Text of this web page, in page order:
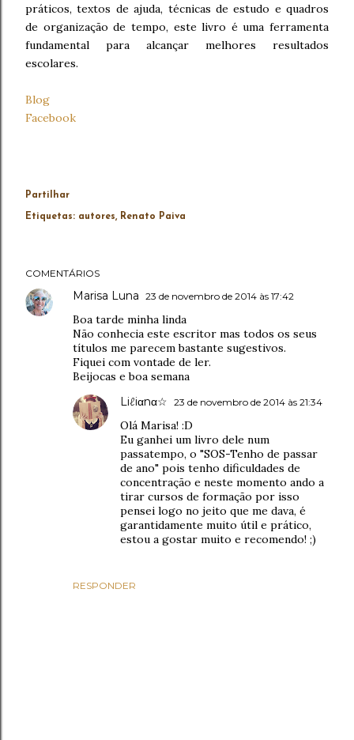
práticos, textos de ajuda, técnicas de estudo e quadros
de organização de tempo, este livro é uma ferramenta
fundamental para alcançar melhores resultados
escolares.
Blog
Facebook
Partilhar
Etiquetas: autores Renato Paiva
COMENTÁRIOS
Marisa Luna 23 de novembro de 2014 às 17:42
Boa tarde minha linda
Não conhecia este escritor mas todos os seus
títulos me parecem bastante sugestivos.
Fiquei com vontade de ler.
Beijocas e boa semana
RESPONDER
Liℓiαnα☆ 23 de novembro de 2014 às 21:34
Olá Marisa! :D
Eu ganhei um livro dele num
passatempo, o "SOS-Tenho de passar
de ano" pois tenho dificuldades de
concentração e neste momento ando a
tirar cursos de formação por isso
pensei logo no jeito que me dava, é
garantidamente muito útil e prático,
estou a gostar muito e recomendo! ;)